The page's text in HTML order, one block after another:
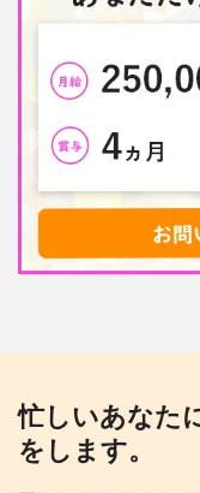
忙しいあなた
をします。